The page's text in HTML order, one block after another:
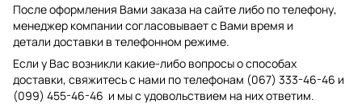
После оформления Вами заказа на сайте либо по телефону,
менеджер компании согласовывает с Вами время и
детали доставки в телефонном режиме.
Если у Вас возникли какие-либо вопросы о способах
доставки, свяжитесь с нами по телефонам (067) 333-46-46 и
(099) 455-46-46 и мы с удовольствием на них ответим.